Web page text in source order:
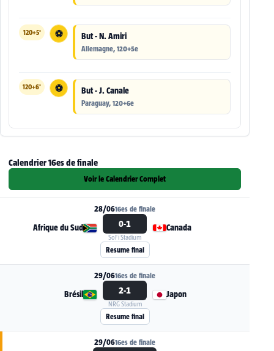
120+5' ⚽ But - N. Amiri
Allemagne, 120+5e
120+6' ⚽ But - J. Canale
Paraguay, 120+6e
Calendrier 16es de finale
Voir le Calendrier Complet
Voir la fiche du match Afrique du Sud - Canada
28/0616es de finale
Afrique du Sud 0-1
SoFi Stadium
Canada
Resume final
Voir la fiche du match Brésil - Japon
29/0616es de finale
Brésil 2-1
NRG Stadium
Japon
Resume final
29/0616es de finale